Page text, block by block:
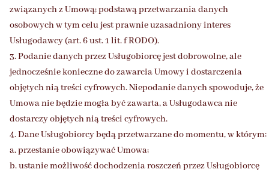
związanych z Umową; podstawą przetwarzania danych
osobowych w tym celu jest prawnie uzasadniony interes
Usługodawcy (art. 6 ust. 1 lit. f RODO).
3. Podanie danych przez Usługobiorcę jest dobrowolne, ale
jednocześnie konieczne do zawarcia Umowy i dostarczenia
objętych nią treści cyfrowych. Niepodanie danych spowoduje, że
Umowa nie będzie mogła być zawarta, a Usługodawca nie
dostarczy objętych nią treści cyfrowych.
4. Dane Usługobiorcy będą przetwarzane do momentu, w którym:
a. przestanie obowiązywać Umowa;
b. ustanie możliwość dochodzenia roszczeń przez Usługobiorcę